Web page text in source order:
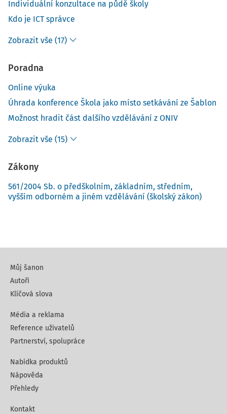
Individuální konzultace na půdě školy
Kdo je ICT správce
Zobrazit vše (17)
Poradna
Online výuka
Úhrada konference Škola jako místo setkávání ze Šablon
Možnost hradit část dalšího vzdělávání z ONIV
Zobrazit vše (15)
Zákony
561/2004 Sb. o předškolním, základním, středním,
vyšším odborném a jiném vzdělávání (školský zákon)
Můj šanon
Autoři
Klíčová slova
Média a reklama
Reference uživatelů
Partnerství, spolupráce
Nabídka produktů
Nápověda
Přehledy
Kontakt